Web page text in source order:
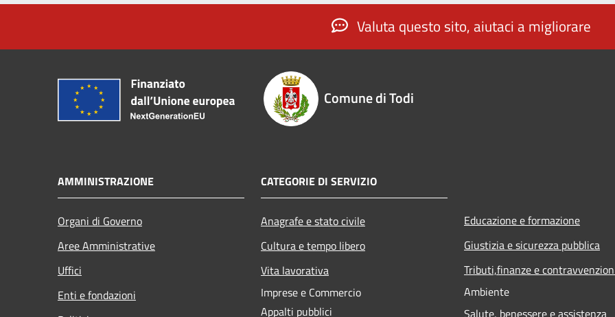
Valuta questo sito, aiutaci a migliorare
Comune di Todi
AMMINISTRAZIONE
Organi di Governo
Aree Amministrative
Uffici
Enti e fondazioni
CATEGORIE DI SERVIZIO
Anagrafe e stato civile
Cultura e tempo libero
Vita lavorativa
Imprese e Commercio
Appalti pubblici
Educazione e formazione
Giustizia e sicurezza pubblica
Tributi,finanze e
Ambiente